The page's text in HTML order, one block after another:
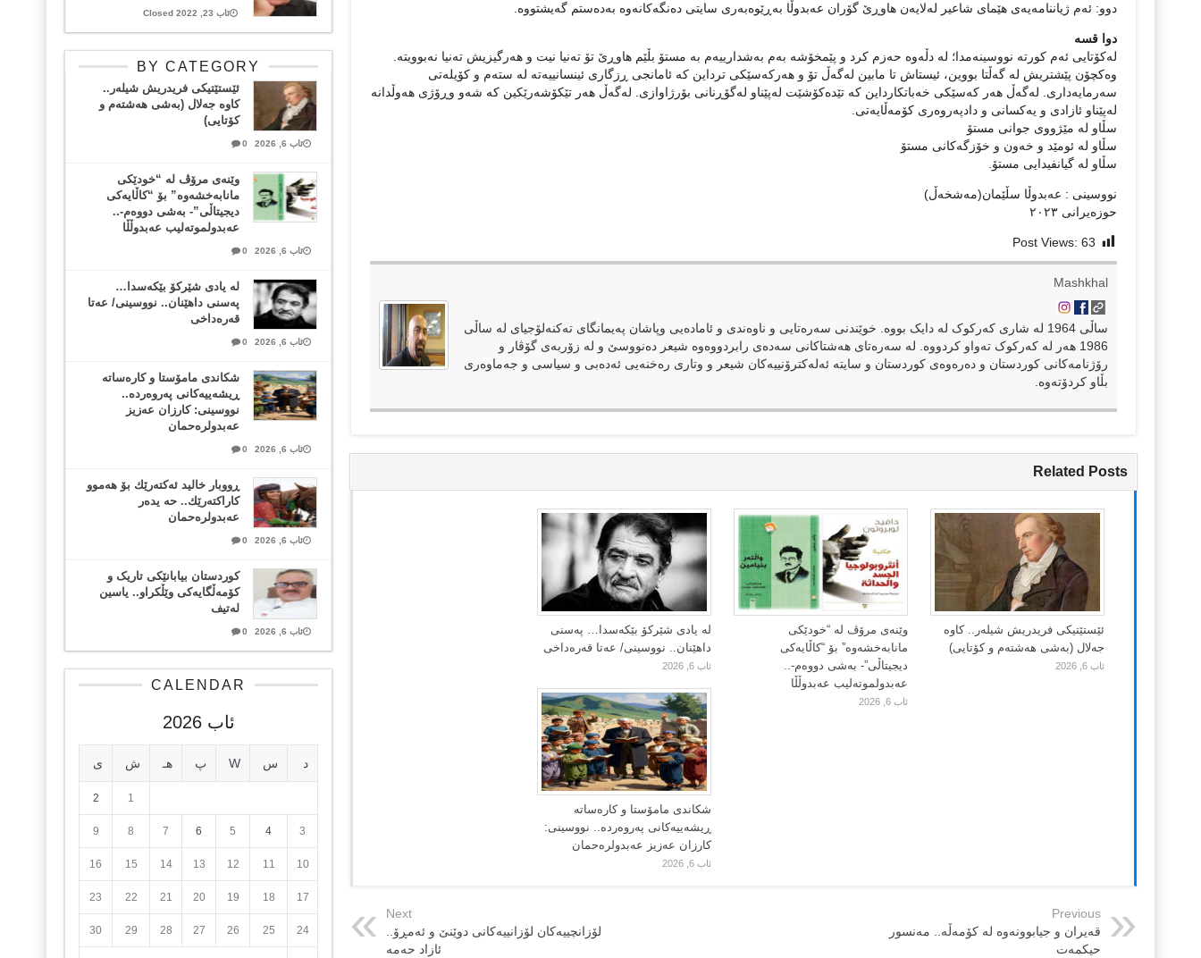
دوو: ئەم ژیاننامەیەی هێمای شاعیر لەلایەن هاوڕێ گۆران عەبدوڵا بەڕێوەبەری سایتی دەنگەکانەوە بەدەستم گەیشتووە.
دوا قسە
لەکۆتایی ئەم کورتە نووسینەمدا؛ لە دڵەوە حەزم کرد و پێمخۆشە بەم بەشدارییەم بە مستۆ بڵێم هاوڕێ تۆ تەنیا نیت و هەرگیزیش تەنیا نەبوویتە.
وەکچۆن پێشتریش لە گەڵتا بووین، ئیستاش تا مابین لەگەڵ تۆ و هەرکەسێکی ترداین کە ئامانجی ڕزگاری ئینسانییەتە لە ستەم و کۆیلەتی
سەرمایەداری. لەگەڵ هەر کەسێکی خەباتکارداین کە تێدەکۆشێت لەپێناو لەگۆڕنانی بۆرژاوازی. لەگەڵ هەر تێکۆشەرێکین کە شەو وڕۆژی هەوڵدانە
لەپێناو ئازادی و یەکسانی و دادپەروەری کۆمەڵایەتی.
سڵاو لە مێژووی جوانی مستۆ
سڵاو لە ئومێد و خەون و خۆزگەکانی مستۆ
سڵاو لە گیانفیدایی مستۆ.
نووسینی : عەبدوڵا سڵێمان(مەشخەڵ)
حوزەیرانی ٢٠٢٣
Post Views: 63
Mashkhal
ساڵی 1964 لە شاری کەرکوک لە دایک بووە. خوێندنی سەرەتایی و ناوەندی و ئامادەیی وپاشان پەیمانگای تەکنەلۆجیای لە ساڵی
1986 هەر لە کەرکوک تەواو کردووە. لە سەرەتای هەشتاکانی سەدەی رابردووەوە شیعر دەنووسێ و لە زۆربەی گۆڤار و
رۆژنامەکانی کوردستان و دەرەوەی کوردستان و سایتە ئەلەکترۆنییەکان شیعر و وتاری رەخنەیی ئەدەبی و سیاسی و جەماوەری
بڵاو کردۆتەوە.
Related Posts
ئێستێتیکی فریدریش شیلەر.. کاوە
جەلال (بەشی هەشتەم و کۆتایی)
ئاب 6, 2026
وێنەی مرۆڤ لە “خودێکی
مانابەخشەوە” بۆ “کاڵایەکی
دیجیتاڵی”- بەشی دووەم-..
عەبدولموتەلیب عەبدوڵڵا
ئاب 6, 2026
لە یادی شێرکۆ بێکەسدا… پەسنی
داهێنان.. نووسینی/ عەتا قەرەداخی
ئاب 6, 2026
شکاندی مامۆستا و کارەساتە
ڕیشەییەکانی پەروەردە.. نووسینی:
کارزان عەزیز عەبدولرەحمان
ئاب 6, 2026
Previous
قەیران و جیابوونەوە لە کۆمەڵە.. مەنسور
حیکمەت
Next
لۆزانچییەکان لۆزانییەکانی دوێنێ و ئەمڕۆ..
ئازاد حەمە
ئاب 23, 2022 Closed
BY CATEGORY
ئێستێتیکی فریدریش شیلەر..
کاوە جەلال (بەشی هەشتەم و
کۆتایی)
ئاب 6, 2026 0
وێنەی مرۆڤ لە “خودێکی
مانابەخشەوە” بۆ “کاڵایەکی
دیجیتاڵی”- بەشی دووەم-..
عەبدولموتەلیب عەبدوڵڵا
ئاب 6, 2026 0
لە یادی شێرکۆ بێکەسدا…
پەسنی داهێنان.. نووسینی/ عەتا
قەرەداخی
ئاب 6, 2026 0
شکاندی مامۆستا و کارەساتە
ڕیشەییەکانی پەروەردە..
نووسینی: کارزان عەزیز
عەبدولرەحمان
ئاب 6, 2026 0
ڕووبار خالید ئەكتەرێك بۆ هەموو
كاراكتەرێك.. حه یدەر
عەبدولرەحمان
ئاب 6, 2026 0
کوردستان بیابانێکی تاریک و
کۆمەڵگایەکی وێڵکراو.. یاسین
لەتیف
ئاب 6, 2026 0
CALENDAR
ئاب 2026
د س W پ هـ ش ی
1
2
3
4
5
6
7
8
9
10
11
12
13
14
15
16
17
18
19
20
21
22
23
24
25
26
27
28
29
30